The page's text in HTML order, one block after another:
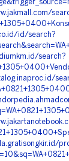
id/search?
search?